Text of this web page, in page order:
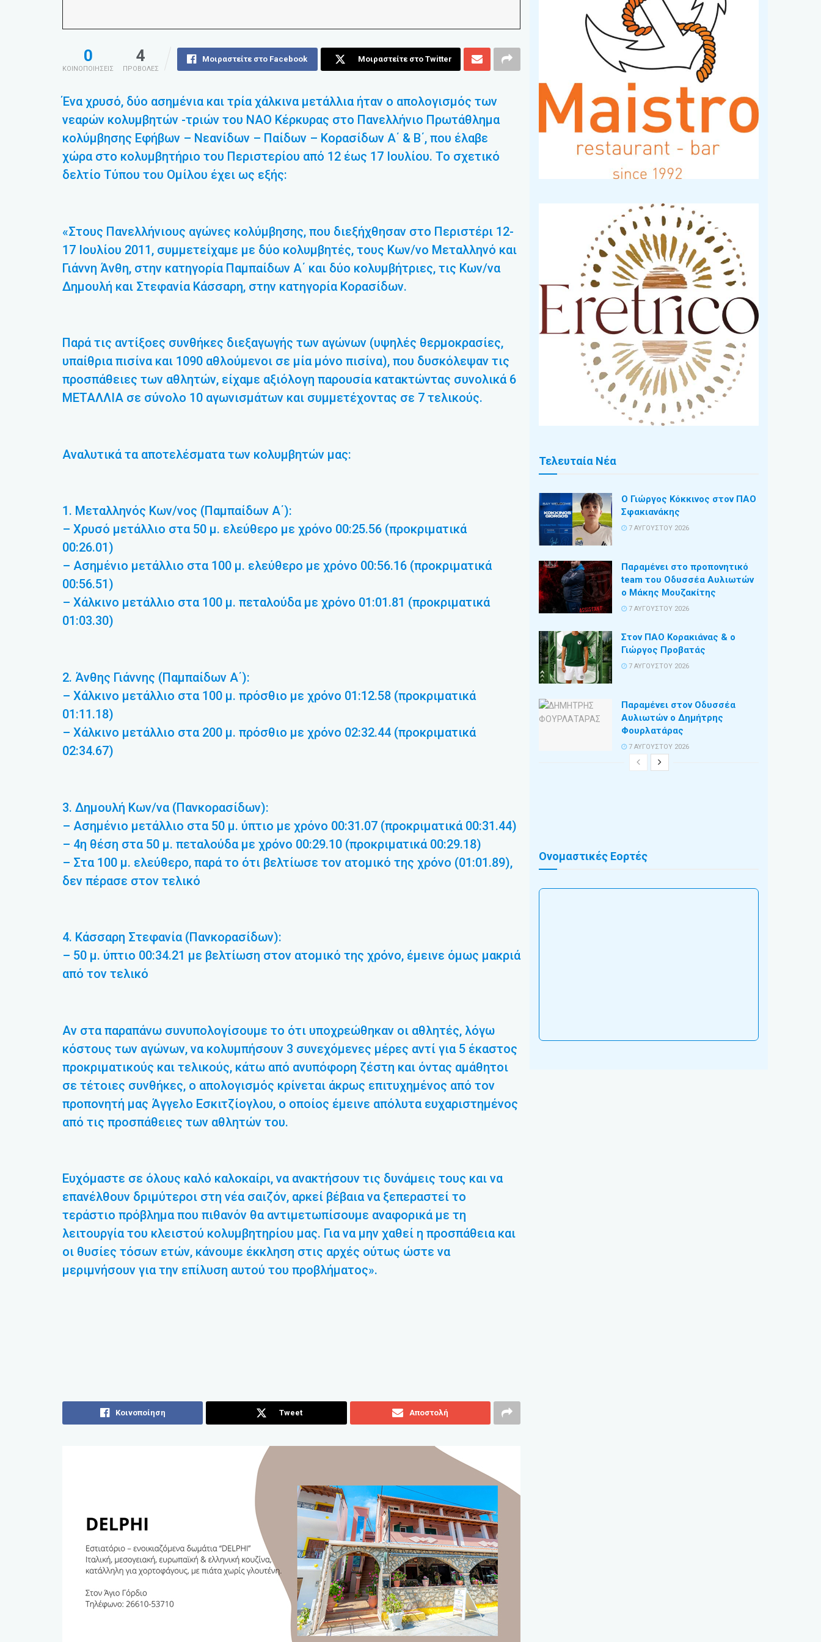
0
ΚΟΙΝΟΠΟΙΗΣΕΙΣ
4
ΠΡΟΒΟΛΕΣ
Μοιραστείτε στο Facebook Μοιραστείτε στο Twitter
Ένα χρυσό, δύο ασημένια και τρία χάλκινα μετάλλια ήταν ο απολογισμός των
νεαρών κολυμβητών -τριών του ΝΑΟ Κέρκυρας στο Πανελλήνιο Πρωτάθλημα
κολύμβησης Εφήβων – Νεανίδων – Παίδων – Κορασίδων Α΄ & Β΄, που έλαβε
χώρα στο κολυμβητήριο του Περιστερίου από 12 έως 17 Ιουλίου. Το σχετικό
δελτίο Τύπου του Ομίλου έχει ως εξής:
«Στους Πανελλήνιους αγώνες κολύμβησης, που διεξήχθησαν στο Περιστέρι 12-
17 Ιουλίου 2011, συμμετείχαμε με δύο κολυμβητές, τους Κων/νο Μεταλληνό και
Γιάννη Άνθη, στην κατηγορία Παμπαίδων Α΄ και δύο κολυμβήτριες, τις Κων/να
Δημουλή και Στεφανία Κάσσαρη, στην κατηγορία Κορασίδων.
Παρά τις αντίξοες συνθήκες διεξαγωγής των αγώνων (υψηλές θερμοκρασίες,
υπαίθρια πισίνα και 1090 αθλούμενοι σε μία μόνο πισίνα), που δυσκόλεψαν τις
προσπάθειες των αθλητών, είχαμε αξιόλογη παρουσία κατακτώντας συνολικά 6
ΜΕΤΑΛΛΙΑ σε σύνολο 10 αγωνισμάτων και συμμετέχοντας σε 7 τελικούς.
Αναλυτικά τα αποτελέσματα των κολυμβητών μας:
1. Μεταλληνός Κων/νος (Παμπαίδων Α΄):
– Χρυσό μετάλλιο στα 50 μ. ελεύθερο με χρόνο 00:25.56 (προκριματικά
00:26.01)
– Ασημένιο μετάλλιο στα 100 μ. ελεύθερο με χρόνο 00:56.16 (προκριματικά
00:56.51)
– Χάλκινο μετάλλιο στα 100 μ. πεταλούδα με χρόνο 01:01.81 (προκριματικά
01:03.30)
2. Άνθης Γιάννης (Παμπαίδων Α΄):
– Χάλκινο μετάλλιο στα 100 μ. πρόσθιο με χρόνο 01:12.58 (προκριματικά
01:11.18)
– Χάλκινο μετάλλιο στα 200 μ. πρόσθιο με χρόνο 02:32.44 (προκριματικά
02:34.67)
3. Δημουλή Κων/να (Πανκορασίδων):
– Ασημένιο μετάλλιο στα 50 μ. ύπτιο με χρόνο 00:31.07 (προκριματικά 00:31.44)
– 4η θέση στα 50 μ. πεταλούδα με χρόνο 00:29.10 (προκριματικά 00:29.18)
– Στα 100 μ. ελεύθερο, παρά το ότι βελτίωσε τον ατομικό της χρόνο (01:01.89),
δεν πέρασε στον τελικό
4. Κάσσαρη Στεφανία (Πανκορασίδων):
– 50 μ. ύπτιο 00:34.21 με βελτίωση στον ατομικό της χρόνο, έμεινε όμως μακριά
από τον τελικό
Αν στα παραπάνω συνυπολογίσουμε το ότι υποχρεώθηκαν οι αθλητές, λόγω
κόστους των αγώνων, να κολυμπήσουν 3 συνεχόμενες μέρες αντί για 5 έκαστος
προκριματικούς και τελικούς, κάτω από ανυπόφορη ζέστη και όντας αμάθητοι
σε τέτοιες συνθήκες, ο απολογισμός κρίνεται άκρως επιτυχημένος από τον
προπονητή μας Άγγελο Εσκιτζίογλου, ο οποίος έμεινε απόλυτα ευχαριστημένος
από τις προσπάθειες των αθλητών του.
Ευχόμαστε σε όλους καλό καλοκαίρι, να ανακτήσουν τις δυνάμεις τους και να
επανέλθουν δριμύτεροι στη νέα σαιζόν, αρκεί βέβαια να ξεπεραστεί το
τεράστιο πρόβλημα που πιθανόν θα αντιμετωπίσουμε αναφορικά με τη
λειτουργία του κλειστού κολυμβητηρίου μας. Για να μην χαθεί η προσπάθεια και
οι θυσίες τόσων ετών, κάνουμε έκκληση στις αρχές ούτως ώστε να
μεριμνήσουν για την επίλυση αυτού του προβλήματος».
Κοινοποίηση Tweet Αποστολή
Τελευταία Νέα
Ο Γιώργος Κόκκινος στον ΠΑΟ
Σφακιανάκης
7 ΑΥΓΟΎΣΤΟΥ 2026
Παραμένει στο προπονητικό
team του Οδυσσέα Αυλιωτών
ο Μάκης Μουζακίτης
7 ΑΥΓΟΎΣΤΟΥ 2026
Στον ΠΑΟ Κορακιάνας & ο
Γιώργος Προβατάς
7 ΑΥΓΟΎΣΤΟΥ 2026
Παραμένει στον Οδυσσέα
Αυλιωτών ο Δημήτρης
Φουρλατάρας
7 ΑΥΓΟΎΣΤΟΥ 2026
Ονομαστικές Εορτές